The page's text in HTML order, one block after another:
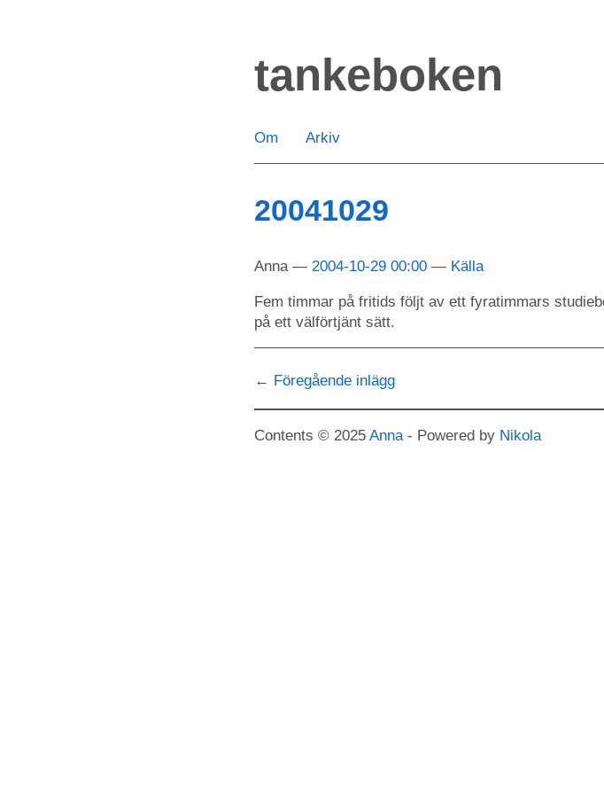
tankeboken
Om Arkiv
20041029
Anna 2004-10-29 00:00 Källa
Fem timmar på fritids följt av ett fyratimmars
på ett välförtjänt sätt.
Föregående inlägg
Contents © 2025 Anna - Powered by Nikola